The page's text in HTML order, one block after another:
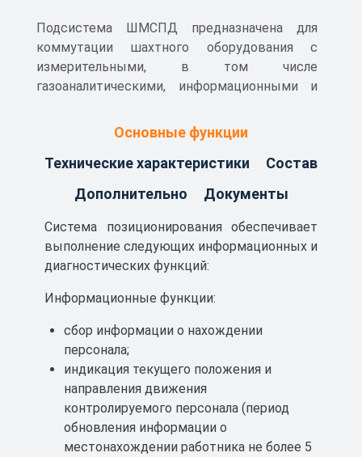
Подсистема ШМСПД предназначена для
коммутации шахтного оборудования с
измерительными, в том числе
газоаналитическими, информационными и
автоматизированными системами
оперативно-диспетчерского управления
(АСОДУ), системами автоматического
связи, системами мониторинга персонала,
транспорта и другого оборудования в
нормальных условиях эксплуатации и при
отключенном сетевом напряжении питания.
Подсистема ППТМГШО позволяет решать
(позиционирования), поиска и обнаружения
застигнутых аварией, наблюдения и
регистрации параметров/состояния
(мониторинга), а также управления
движением внутришахтного транспорта,
горно-шахтного оборудования, персонала и
Основные функции
Технические характеристики
Состав
Дополнительно
Документы
Система позиционирования обеспечивает
выполнение следующих информационных и
диагностических функций:
Информационные функции:
сбор информации о нахождении
персонала;
индикация текущего положения и
направления движения
контролируемого персонала (период
обновления информации о
местонахождении работника не более 5